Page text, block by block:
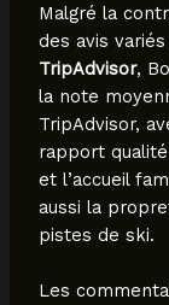
Malgré la
des avis
TripAdvisor,
la note
TripAdvisor,
rapport
et l’accueil
aussi la
pistes de ski.
Les